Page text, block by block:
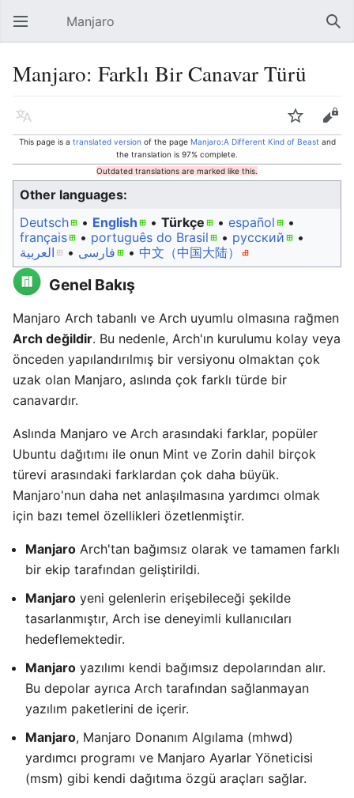
Open main menu Manjaro
Manjaro: Farklı Bir Canavar Türü
Language Watch Edit
This page is a translated version of the page Manjaro:A Different Kind of Beast and
the translation is 97% complete.
Outdated translations are marked like this.
Other languages:
Deutsch
• ‎ English • ‎ Türkçe • ‎ español
•
français • ‎ português do Brasil • ‎ русский
•
العربية • ‎ فارسی • ‎ 中文（中国大陆）‎
Genel Bakış
Manjaro Arch tabanlı ve Arch uyumlu olmasına rağmen
Arch değildir. Bu nedenle, Arch'ın kurulumu kolay veya
önceden yapılandırılmış bir versiyonu olmaktan çok
uzak olan Manjaro, aslında çok farklı türde bir
canavardır.
Aslında Manjaro ve Arch arasındaki farklar, popüler
Ubuntu dağıtımı ile onun Mint ve Zorin dahil birçok
türevi arasındaki farklardan çok daha büyük.
Manjaro'nun daha net anlaşılmasına yardımcı olmak
için bazı temel özellikleri özetlenmiştir.
Manjaro Arch'tan bağımsız olarak ve tamamen farklı
bir ekip tarafından geliştirildi.
Manjaro yeni gelenlerin erişebileceği şekilde
tasarlanmıştır, Arch ise deneyimli kullanıcıları
hedeflemektedir.
Manjaro yazılımı kendi bağımsız depolarından alır.
Bu depolar ayrıca Arch tarafından sağlanmayan
yazılım paketlerini de içerir.
Manjaro, Manjaro Donanım Algılama (mhwd)
yardımcı programı ve Manjaro Ayarlar Yöneticisi
(msm) gibi kendi dağıtıma özgü araçları sağlar.